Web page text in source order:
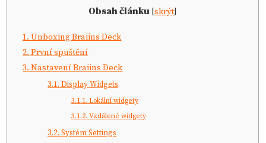
Obsah článku [skrýt]
1. Unboxing Braiins Deck
2. První spuštění
3. Nastavení Braiins Deck
3.1. Display Widgets
3.1.1. Lokální widgety
3.1.2. Vzdálené widgety
3.2. Systém Settings